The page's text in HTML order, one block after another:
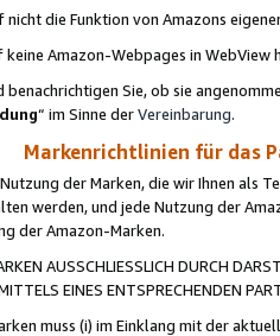
die Funktion von Amazons
Amazon-Webpages in WebView
Sie, ob sie
“ im Sinne derVereinbarung.
Markenrichtlinien für das
der Marken, die wir Ihnen als
werden, und jede Nutzung der
der Amazon-Marken.
AUSSCHLIESSLICH DURCH
EINES ENTSPRECHENDEN
muss (i) im Einklang mit der